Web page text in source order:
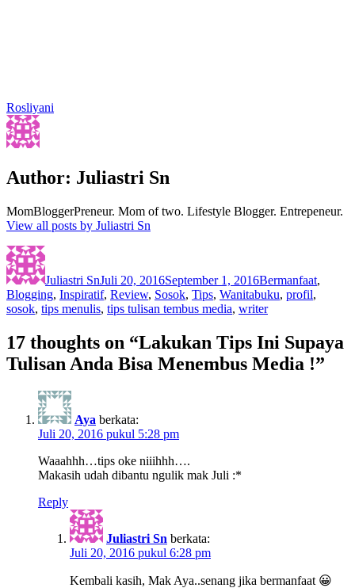
Rosliyani
Author: Juliastri Sn
MomBloggerPreneur. Mom of two. Lifestyle Blogger. Entrepeneur.
View all posts by Juliastri Sn
Author
Juliastri SnJuli 20, 2016September 1, 2016Bermanfaat,
Blogging, Inspiratif, Review, Sosok, Tips, WanitaTags
buku, profil,
sosok, tips menulis, tips tulisan tembus media, writer
17 thoughts on “Lakukan Tips Ini Supaya
Tulisan Anda Bisa Menembus Media !”
Aya berkata:
Juli 20, 2016 pukul 5:28 pm
Waaahhh…tips oke niiihhh….
Makasih udah dibantu ngulik mak Juli :*
Reply
Juliastri Sn berkata:
Juli 20, 2016 pukul 6:28 pm
Kembali kasih, Mak Aya..senang jika bermanfaat 😀